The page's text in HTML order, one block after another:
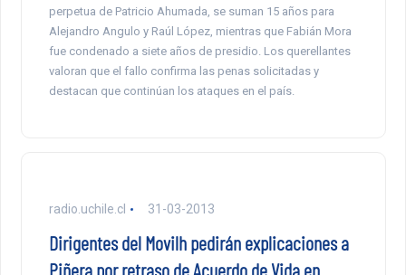
perpetua de Patricio Ahumada, se suman 15 años para
Alejandro Angulo y Raúl López, mientras que Fabián Mora
fue condenado a siete años de presidio. Los querellantes
valoran que el fallo confirma las penas solicitadas y
destacan que continúan los ataques en el país.
radio.uchile.cl 31-03-2013
Dirigentes del Movilh pedirán explicaciones a
Piñera por retraso de Acuerdo de Vida en